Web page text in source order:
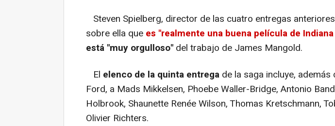
Steven Spielberg, director de las cuatro entregas
sobre ella que es "realmente una buena película de
está "muy orgulloso" del trabajo de James Mangold.
El elenco de la quinta entrega de la saga incluye,
Ford, a Mads Mikkelsen, Phoebe Waller-Bridge, Antonio
Holbrook, Shaunette Renée Wilson, Thomas Kretschmann,
Olivier Richters.